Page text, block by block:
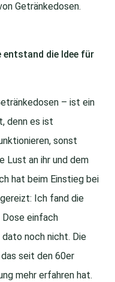
Getränkedosen.
entstand die Idee für
– ist ein
denn es ist
sonst
Lust an ihr und dem
hat beim Einstieg bei
Ich fand die
Dose einfach
noch nicht. Die
seit den 60er
mehr erfahren hat.